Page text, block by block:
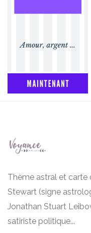
Thème astral et carte
Stewart (signe
Jonathan Stuart
satiriste politique...